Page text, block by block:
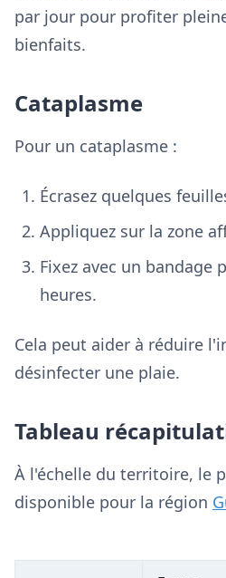
par jour pour profiter
bienfaits.
Cataplasme
Pour un cataplasme :
Écrasez quelques
Appliquez sur la zone
Fixez avec un bandage
heures.
Cela peut aider à réduire
désinfecter une plaie.
Tableau
À l'échelle du territoire, le
disponible pour la région